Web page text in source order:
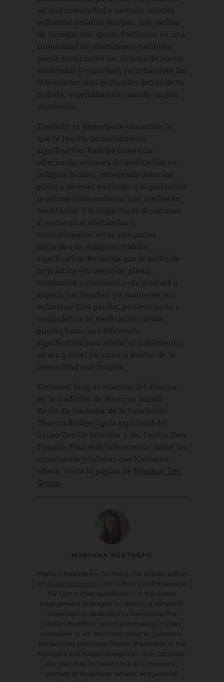
en una comunidad a menudo implica
enfrentar desafíos que son más fáciles
de navegar con apoyo. Participar en una
comunidad de practicantes también
puede servir como un sistema de apoyo
emocional y espiritual, recordándote las
intenciones más profundas detrás de tu
trabajo, especialmente cuando surgen
obstáculos.
También es importante encontrar lo
que te resulta personalmente
significativo. Podrías comenzar
ofreciendo sesiones de meditación en
refugios locales, enseñando atención
plena a jóvenes en riesgo u organizando
reuniones comunitarias que combinen
meditación y diálogo. No te desanimes
si encuentras obstáculos o
contratiempos; estos son partes
naturales de cualquier trabajo
significativo. Recuerda que el poder de
tu práctica—tu atención plena,
compasión y conciencia—te ayudará a
superar los desafíos y a mantener tus
esfuerzos. Con pasión, perseverancia y
una práctica de meditación sólida,
puedes hacer una diferencia
significativa para aliviar el sufrimiento,
ya sea a nivel personal o dentro de la
comunidad más amplia.
Katsuzen King es maestro del dharma
en la tradición de Shunryu Suzuki
Roshi. Es fundador de la Fundación
Dharma Bridge y guía espiritual del
Grupo Zen de Windsor y del Centro Zen
Tijuana. Para más información sobre las
enseñanzas y talleres que Katsuzen
ofrece, visita la página de Windsor Zen
Group.
MARIANA RESTREPO
Mariana Restrepo — formerly the deputy editor
of Buddhadharma,
Lion’s Roar’s online source
for committed Buddhists — is the public
engagement strategist for 84000, a nonprofit
organization dedicated to translating the
Tibetan Buddhist canon and making it freely
accessible to all. Born and raised in Colombia,
Mariana has practiced Tibetan Buddhism in the
Nyingma and Kagyu lineages for over 20 years.
Her path has included time as a monastic,
periods of long-term retreat, and years of